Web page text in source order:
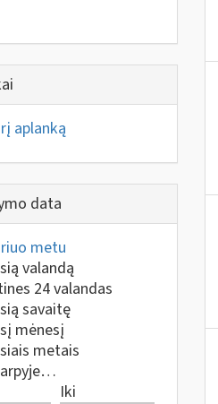
aplanką
data
metu
valandą
24 valandas
savaitę
mėnesį
metais
Iki